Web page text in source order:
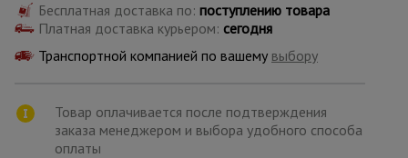
Оборудование
для работы с
арматурой
для бетонных
работ
Бесплатная доставка по: поступлению товара
Платная доставка курьером: сегодня
Транспортной компанией по вашему выбору
Товар оплачивается после подтверждения
заказа менеджером и выбора удобного способа
оплаты